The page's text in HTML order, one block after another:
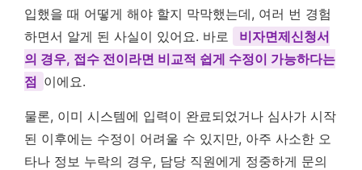
입했을 때 어떻게 해야 할지 막막했는데, 여러 번 경험
하면서 알게 된 사실이 있어요. 바로
비자면제신청서
의 경우, 접수 전이라면 비교적 쉽게 수정이 가능하다는
점 이에요.
물론, 이미 시스템에 입력이 완료되었거나 심사가 시작
된 이후에는 수정이 어려울 수 있지만, 아주 사소한 오
타나 정보 누락의 경우, 담당 직원에게 정중하게 문의